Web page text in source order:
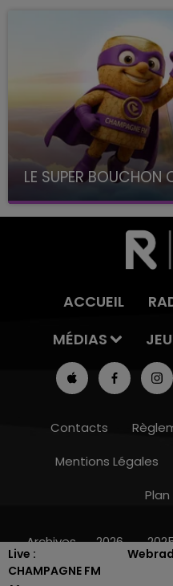
Live :
CHAMPAGNE FM
LE SUPER BOUCHON
avec La Famille
ACCUEIL
MÉDIAS
Contacts
Mentions Légales
Archives 2026